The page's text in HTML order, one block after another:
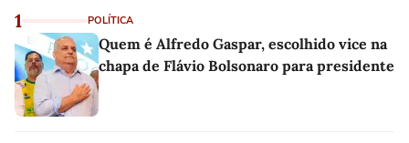
1 POLÍTICA
Quem é Alfredo Gaspar, escolhido vice na
chapa de Flávio Bolsonaro para presidente